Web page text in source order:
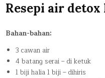
Resepi air detox
Bahan-bahan:
3 cawan air
4 batang serai – di ketuk
1 biji halia 1 biji – dihiris